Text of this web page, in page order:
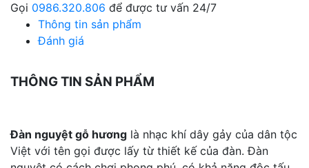
Gọi 0986.320.806 để được tư vấn 24/7
Thông tin sản phẩm
Đánh giá
THÔNG TIN SẢN PHẨM
Đàn nguyệt gỗ hương là nhạc khí dây gảy của dân tộc
Việt với tên gọi được lấy từ thiết kế của đàn. Đàn